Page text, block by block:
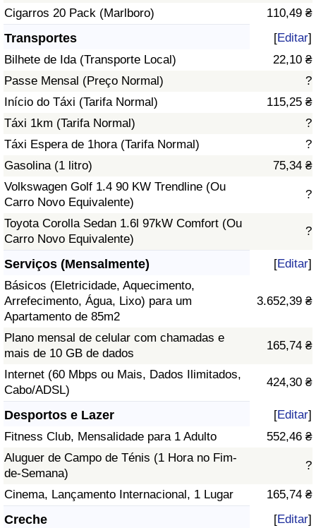
Cigarros 20 Pack (Marlboro)
110,49 ₴
Transportes [Editar]
Bilhete de Ida (Transporte Local)
22,10 ₴
Passe Mensal (Preço Normal)
?
Início do Táxi (Tarifa Normal)
115,25 ₴
Táxi 1km (Tarifa Normal)
?
Táxi Espera de 1hora (Tarifa Normal)
?
Gasolina (1 litro)
75,34 ₴
Volkswagen Golf 1.4 90 KW Trendline (Ou
Carro Novo Equivalente)
?
Toyota Corolla Sedan 1.6l 97kW Comfort (Ou
Carro Novo Equivalente)
?
Serviços (Mensalmente) [Editar]
Básicos (Eletricidade, Aquecimento,
Arrefecimento, Água, Lixo) para um
Apartamento de 85m2
3.652,39 ₴
Plano mensal de celular com chamadas e
mais de 10 GB de dados
165,74 ₴
Internet (60 Mbps ou Mais, Dados Ilimitados,
Cabo/ADSL)
424,30 ₴
Desportos e Lazer [Editar]
Fitness Club, Mensalidade para 1 Adulto
552,46 ₴
Aluguer de Campo de Ténis (1 Hora no Fim-
de-Semana)
?
Cinema, Lançamento Internacional, 1 Lugar 165,74 ₴
Creche [Editar]
Indicador de Trânsito por País